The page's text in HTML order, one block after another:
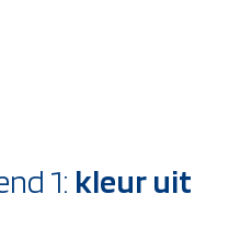
1: kleur uit